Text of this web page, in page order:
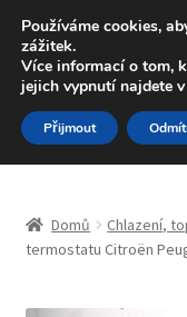
DOPRAVA od
Volejte po-pá 9-
Přeskočit
na
navigaci
Přejít
k
obsahu
Blog
Domů Chlazení,
termostatu Citroën
Používáme cookies,
zážitek.
Více informací o tom,
jejich vypnutí najdete v
Přijmout